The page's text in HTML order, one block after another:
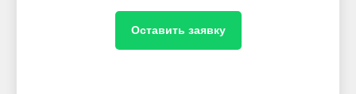
Оставить заявку